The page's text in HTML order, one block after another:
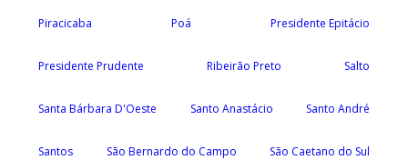
Piracicaba Poá Presidente Epitácio
Presidente Prudente Ribeirão Preto Salto
Santa Bárbara D'Oeste Santo Anastácio Santo André
Santos São Bernardo do Campo São Caetano do Sul